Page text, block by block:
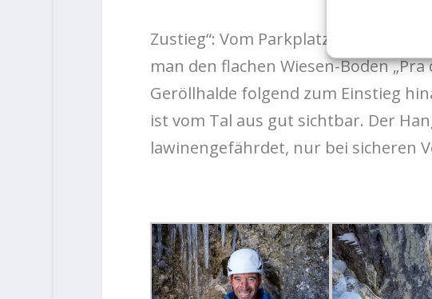
Zustieg“: Vom Parkplatz dem
man den flachen Wiesen-Boden
Geröllhalde folgend zum Einstieg
ist vom Tal aus gut sichtbar. Der
lawinengefährdet, nur bei sicheren